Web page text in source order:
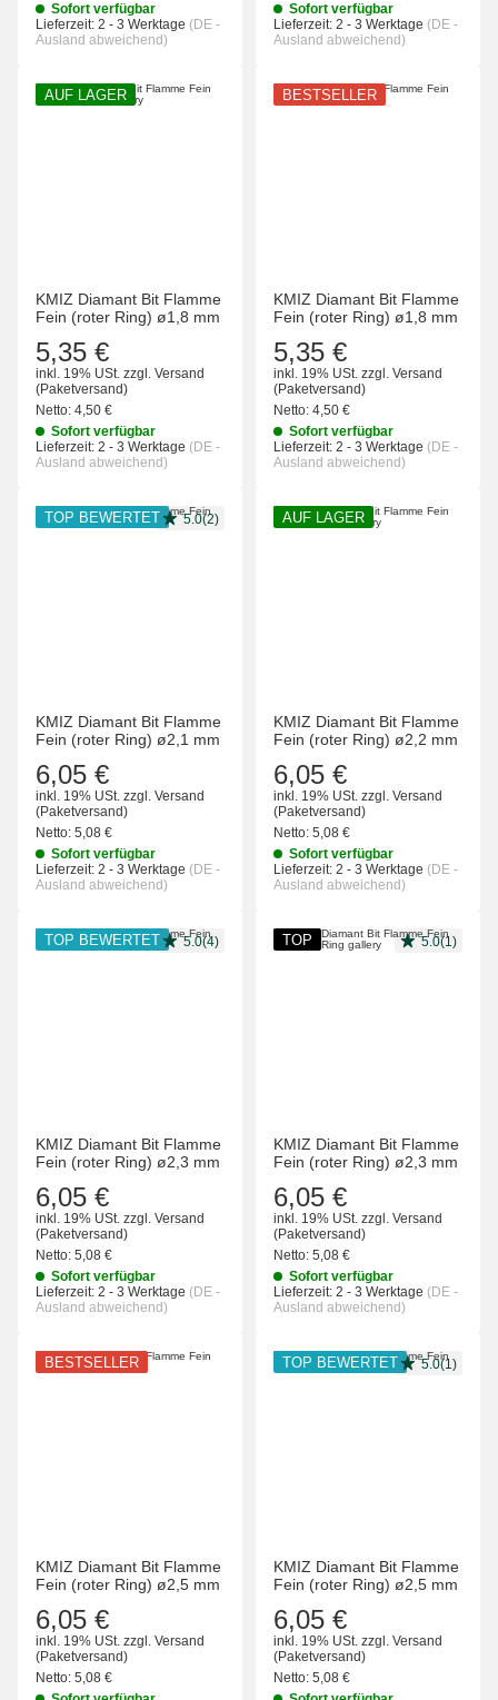
Sofort verfügbar
Lieferzeit: 2 - 3 Werktage (DE -
Ausland abweichend)
Sofort verfügbar
Lieferzeit: 2 - 3 Werktage (DE -
Ausland abweichend)
AUF LAGER
KMIZ Diamant Bit Flamme
Fein (roter Ring) ø1,8 mm
5,35 €
inkl. 19% USt. zzgl. Versand
(Paketversand)
Netto: 4,50 €
Sofort verfügbar
Lieferzeit: 2 - 3 Werktage (DE -
Ausland abweichend)
BESTSELLER
KMIZ Diamant Bit Flamme
Fein (roter Ring) ø1,8 mm
5,35 €
inkl. 19% USt. zzgl. Versand
(Paketversand)
Netto: 4,50 €
Sofort verfügbar
Lieferzeit: 2 - 3 Werktage (DE -
Ausland abweichend)
TOP BEWERTET 5.0(2)
KMIZ Diamant Bit Flamme
Fein (roter Ring) ø2,1 mm
6,05 €
inkl. 19% USt. zzgl. Versand
(Paketversand)
Netto: 5,08 €
Sofort verfügbar
Lieferzeit: 2 - 3 Werktage (DE -
Ausland abweichend)
AUF LAGER
KMIZ Diamant Bit Flamme
Fein (roter Ring) ø2,2 mm
6,05 €
inkl. 19% USt. zzgl. Versand
(Paketversand)
Netto: 5,08 €
Sofort verfügbar
Lieferzeit: 2 - 3 Werktage (DE -
Ausland abweichend)
TOP BEWERTET 5.0(4)
KMIZ Diamant Bit Flamme
Fein (roter Ring) ø2,3 mm
6,05 €
inkl. 19% USt. zzgl. Versand
(Paketversand)
Netto: 5,08 €
Sofort verfügbar
Lieferzeit: 2 - 3 Werktage (DE -
Ausland abweichend)
TOP 5.0(1)
KMIZ Diamant Bit Flamme
Fein (roter Ring) ø2,3 mm
6,05 €
inkl. 19% USt. zzgl. Versand
(Paketversand)
Netto: 5,08 €
Sofort verfügbar
Lieferzeit: 2 - 3 Werktage (DE -
Ausland abweichend)
BESTSELLER
KMIZ Diamant Bit Flamme
Fein (roter Ring) ø2,5 mm
6,05 €
inkl. 19% USt. zzgl. Versand
(Paketversand)
Netto: 5,08 €
TOP BEWERTET 5.0(1)
KMIZ Diamant Bit Flamme
Fein (roter Ring) ø2,5 mm
6,05 €
inkl. 19% USt. zzgl. Versand
(Paketversand)
Netto: 5,08 €